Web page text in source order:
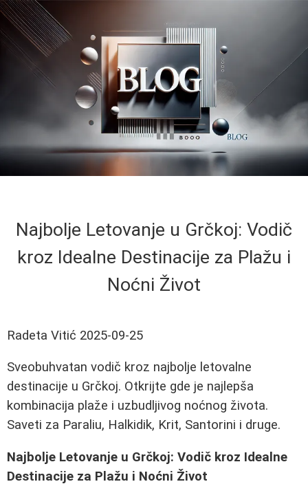
Najbolje Letovanje u Grčkoj: Vodič
kroz Idealne Destinacije za Plažu i
Noćni Život
Radeta Vitić 2025-09-25
Sveobuhvatan vodič kroz najbolje letovalne
destinacije u Grčkoj. Otkrijte gde je najlepša
kombinacija plaže i uzbudljivog noćnog života.
Saveti za Paraliu, Halkidik, Krit, Santorini i druge.
Najbolje Letovanje u Grčkoj: Vodič kroz Idealne
Destinacije za Plažu i Noćni Život